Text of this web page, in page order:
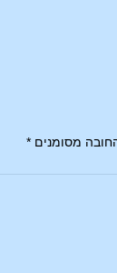
מסומנים*